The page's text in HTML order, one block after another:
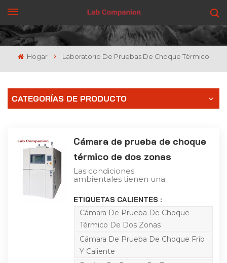
CONSIGUE UNA COTIZACIÓN
Hogar Laboratorio De Pruebas De Choque Térmico
CATEGORÍAS DE PRODUCTO
Cámara de prueba de choque
térmico de dos zonas
Las condiciones
ambientales tienen una
funcionalidad y fiabilidad
de los componentes,
dispositivos y sistemas
electrónicos. A menudo,
una prueba de
temperatura normal no
es suficiente para
detectar puntos débiles
latentes lo más rápido
ETIQUETAS CALIENTES :
Cámara De Prueba De Choque
Térmico De Dos Zonas
Cámara De Prueba De Choque Frío
Y Caliente